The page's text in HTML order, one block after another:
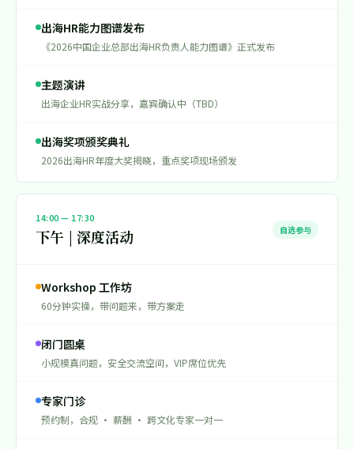
出海HR能力图谱发布
《2026中国企业总部出海HR负责人能力图谱》正式发布
主题演讲
出海企业HR实战分享，嘉宾确认中（TBD）
出海奖项颁奖典礼
2026出海HR年度大奖揭晓，重点奖项现场颁发
14:00 — 17:30
下午 | 深度活动 自选参与
Workshop 工作坊
60分钟实操，带问题来，带方案走
闭门圆桌
小规模真问题，安全交流空间，VIP席位优先
专家门诊
预约制，合规 · 薪酬 · 跨文化专家一对一